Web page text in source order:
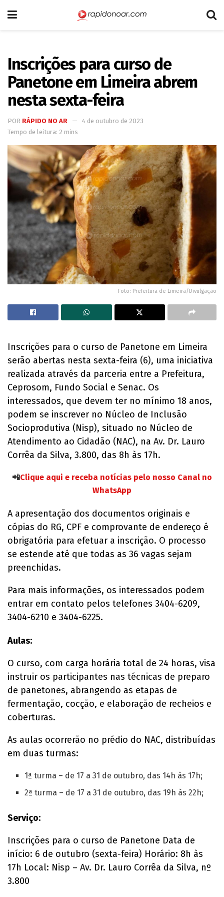
Inscrições para curso de
Panetone em Limeira abrem
nesta sexta-feira
POR RÁPIDO NO AR
4 de outubro de 2023
Tempo de leitura: 2 mins
Foto: Prefeitura de Limeira/Divulgação
Inscrições para o curso de Panetone em Limeira
serão abertas nesta sexta-feira (6), uma iniciativa
realizada através da parceria entre a Prefeitura,
Ceprosom, Fundo Social e Senac. Os
interessados, que devem ter no mínimo 18 anos,
podem se inscrever no Núcleo de Inclusão
Socioprodutiva (Nisp), situado no Núcleo de
Atendimento ao Cidadão (NAC), na Av. Dr. Lauro
Corrêa da Silva, 3.800, das 8h às 17h.
📲Clique aqui e receba notícias pelo nosso Canal no
WhatsApp
A apresentação dos documentos originais e
cópias do RG, CPF e comprovante de endereço é
obrigatória para efetuar a inscrição. O processo
se estende até que todas as 36 vagas sejam
preenchidas.
Para mais informações, os interessados podem
entrar em contato pelos telefones 3404-6209,
3404-6210 e 3404-6225.
Aulas:
O curso, com carga horária total de 24 horas, visa
instruir os participantes nas técnicas de preparo
de panetones, abrangendo as etapas de
fermentação, cocção, e elaboração de recheios e
coberturas.
As aulas ocorrerão no prédio do NAC, distribuídas
em duas turmas:
1ª turma – de 17 a 31 de outubro, das 14h às 17h;
2ª turma – de 17 a 31 de outubro, das 19h às 22h;
Serviço:
Inscrições para o curso de Panetone Data de
início: 6 de outubro (sexta-feira) Horário: 8h às
17h Local: Nisp – Av. Dr. Lauro Corrêa da Silva, nº
3.800